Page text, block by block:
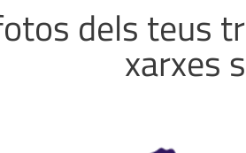
dels teus
xarxes